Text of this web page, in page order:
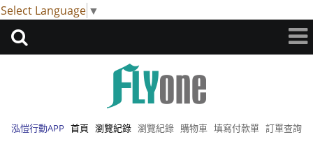
Select Language ▼
泓愷行動APP 首頁 瀏覽紀錄 瀏覽紀錄 購物車 填寫付款單 訂單查詢